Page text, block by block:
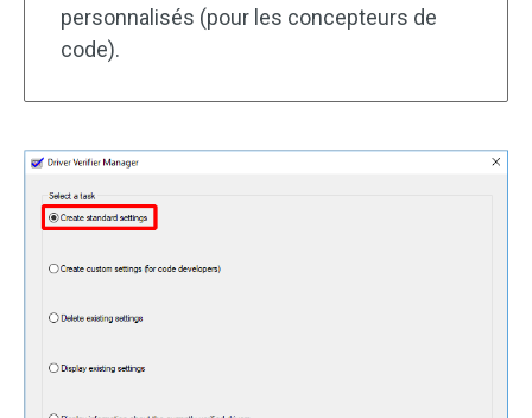
personnalisés (pour les concepteurs de
code).